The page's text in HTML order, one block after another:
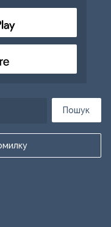
Пошук